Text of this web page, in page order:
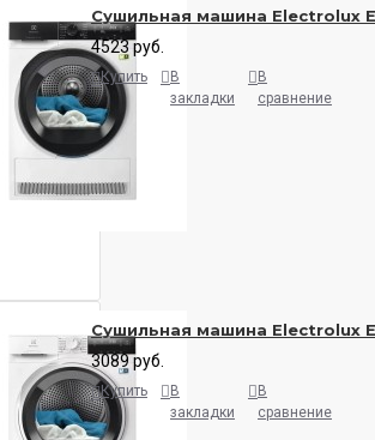
Сушильная машина Electrolux
4523 руб.
Купить
В
закладки
В
сравнение
Сушильная машина Electrolux
3089 руб.
Купить
В
закладки
В
сравнение